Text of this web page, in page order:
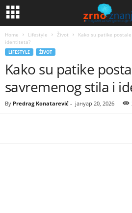
Home Lifestyle Život
Kako su patike
identiteta?
LIFESTYLE ŽIVOT
Kako su patike
savremenog stila i
By Predrag Konatarević - јануар 20, 2026